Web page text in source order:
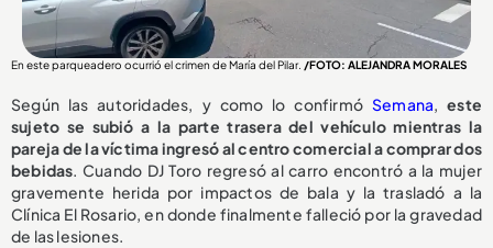
En este parqueadero ocurrió el crimen de María del Pilar. /FOTO: ALEJANDRA MORALES
Según las autoridades, y como lo confirmó Semana,este
sujeto se subió a la parte trasera del vehículo mientras la
pareja de la víctima ingresó al centro comercial a comprar dos
bebidas. Cuando DJ Toro regresó al carro encontró a la mujer
gravemente herida por impactos de bala y la trasladó a la
Clínica El Rosario, en donde finalmente falleció por la gravedad
de las lesiones.